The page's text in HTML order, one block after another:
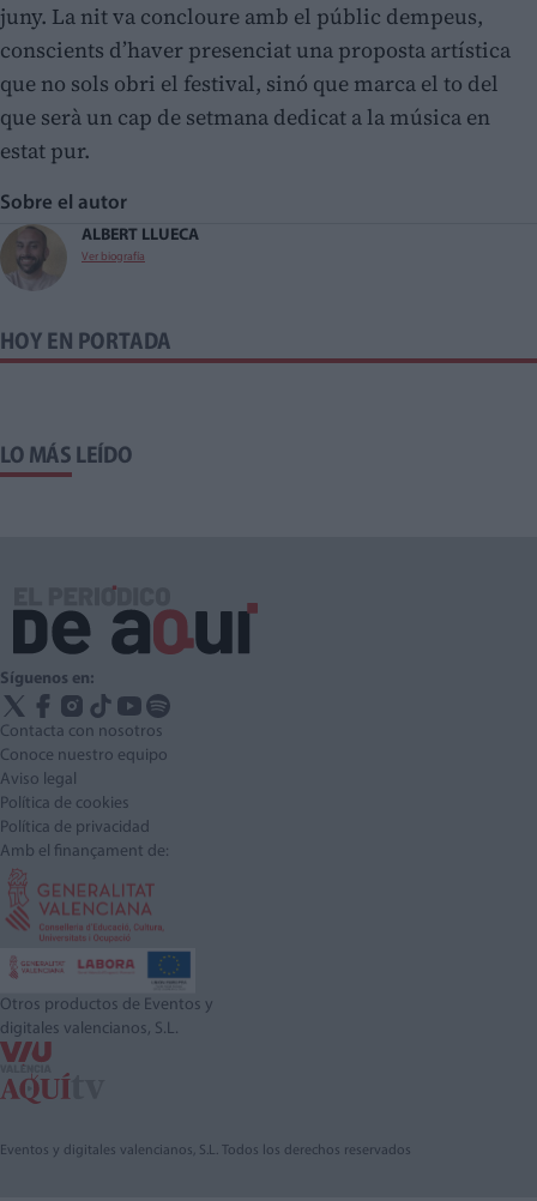
juny. La nit va concloure amb el públic dempeus,
conscients d’haver presenciat una proposta artística
que no sols obri el festival, sinó que marca el to del
que serà un cap de setmana dedicat a la música en
estat pur.
Sobre el autor
ALBERT LLUECA
Ver biografía
HOY EN PORTADA
LO MÁS LEÍDO
Síguenos en:
Contacta con nosotros
Conoce nuestro equipo
Aviso legal
Política de cookies
Política de privacidad
Amb el finançament de:
Otros productos de Eventos y
digitales valencianos, S.L.
Eventos y digitales valencianos, S.L. Todos los derechos reservados